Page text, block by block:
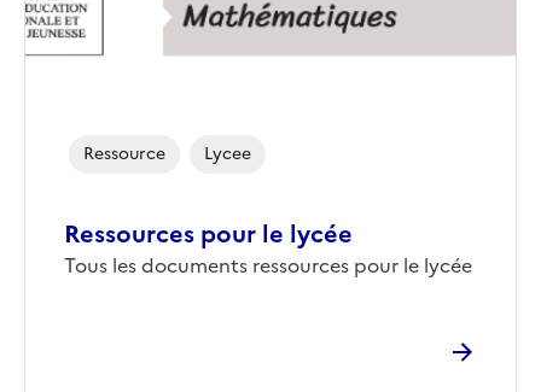
Ressources pour le lycée
Tous les documents ressources pour le lycée
Ressource Lycee